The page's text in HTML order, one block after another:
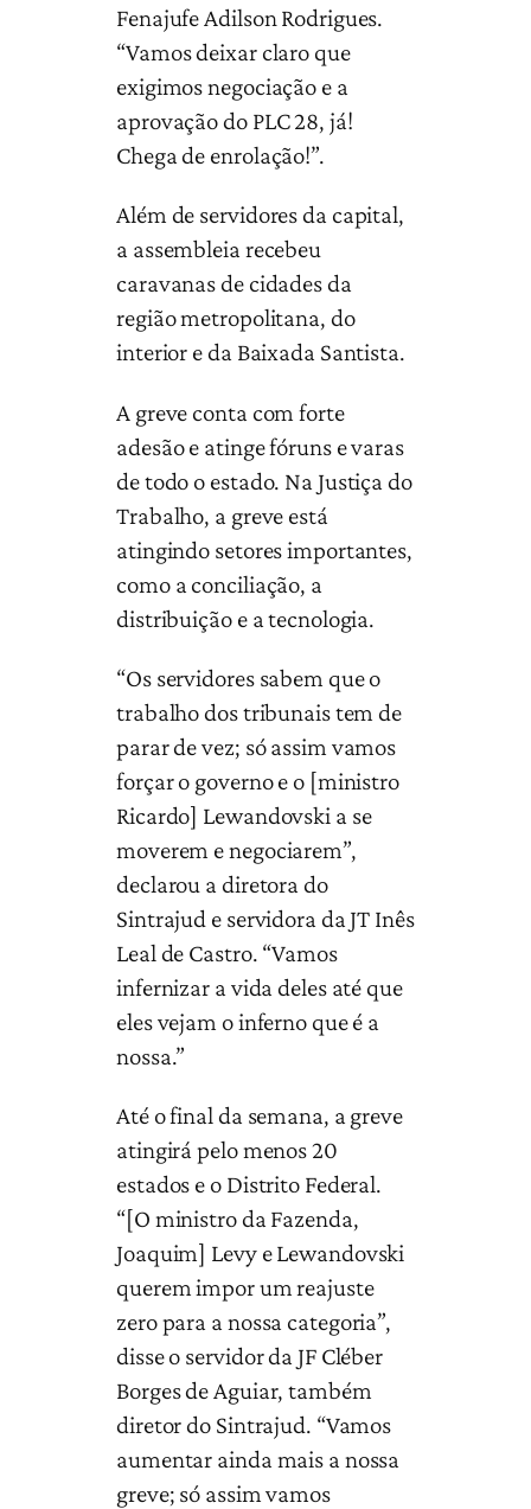
Fenajufe Adilson Rodrigues.
“Vamos deixar claro que
exigimos negociação e a
aprovação do PLC 28, já!
Chega de enrolação!”.
Além de servidores da capital,
a assembleia recebeu
caravanas de cidades da
região metropolitana, do
interior e da Baixada Santista.
A greve conta com forte
adesão e atinge fóruns e varas
de todo o estado. Na Justiça do
Trabalho, a greve está
atingindo setores importantes,
como a conciliação, a
distribuição e a tecnologia.
“Os servidores sabem que o
trabalho dos tribunais tem de
parar de vez; só assim vamos
forçar o governo e o [ministro
Ricardo] Lewandovski a se
moverem e negociarem”,
declarou a diretora do
Sintrajud e servidora da JT Inês
Leal de Castro. “Vamos
infernizar a vida deles até que
eles vejam o inferno que é a
nossa.”
Até o final da semana, a greve
atingirá pelo menos 20
estados e o Distrito Federal.
“[O ministro da Fazenda,
Joaquim] Levy e Lewandovski
querem impor um reajuste
zero para a nossa categoria”,
disse o servidor da JF Cléber
Borges de Aguiar, também
diretor do Sintrajud. “Vamos
aumentar ainda mais a nossa
greve; só assim vamos